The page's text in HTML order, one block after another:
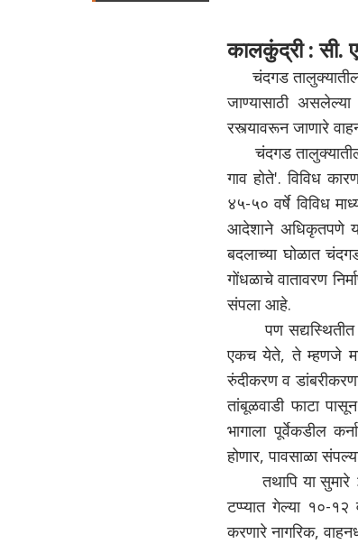
कालकुंद्री : सी.
चंदगड तालुक्यातील
जाण्यासाठी
रस्त्यावरून जाणारे
चंदगड तालुक्यातील
गाव होते'. विविध
४५-५० वर्षे विविध
आदेशाने अधिकृतपणे
बदलाच्या घोळात
गोंधळाचे वातावरण
संपला आहे.
पण सद्यस्थितीत
एकच येते, ते म्हणजे
रुंदीकरण व
तांबूळवाडी फाटा
भागाला पूर्वेकडील
होणार, पावसाळा
तथापि या सुमारे ३०
टप्प्यात गेल्या १०-
करणारे नागरिक,